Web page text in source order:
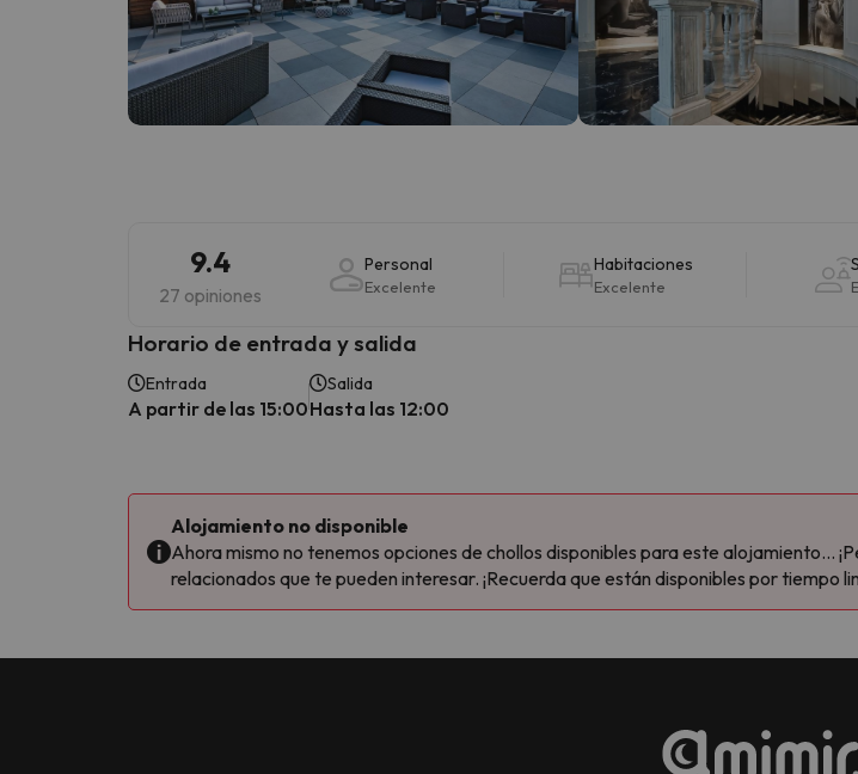
9.4
27 opiniones
Personal
Excelente
Habitaciones
Excelente
Horario de entrada y salida
Entrada
A partir de las 15:00
Salida
Hasta las 12:00
Alojamiento no disponible
Ahora mismo no tenemos opciones de chollos disponibles para este alojamiento...
relacionados que te pueden interesar. ¡Recuerda que están disponibles por tiempo